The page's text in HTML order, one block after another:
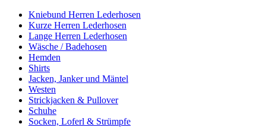
Kniebund Herren Lederhosen
Kurze Herren Lederhosen
Lange Herren Lederhosen
Wäsche / Badehosen
Hemden
Shirts
Jacken, Janker und Mäntel
Westen
Strickjacken & Pullover
Schuhe
Socken, Loferl & Strümpfe